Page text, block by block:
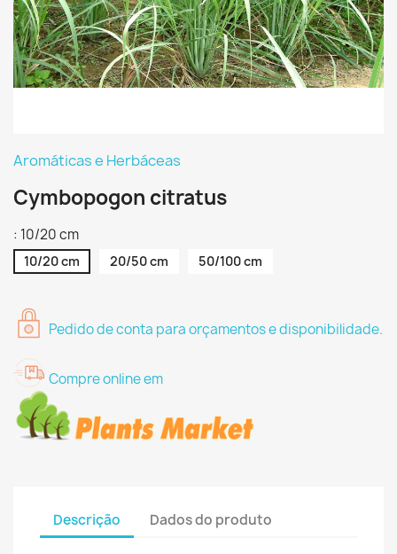
Aromáticas e Herbáceas
Cymbopogon citratus
: 10/20 cm
10/20 cm 20/50 cm 50/100 cm
Pedido de conta para orçamentos e disponibilidade.
Compre online em
Descrição Dados do produto